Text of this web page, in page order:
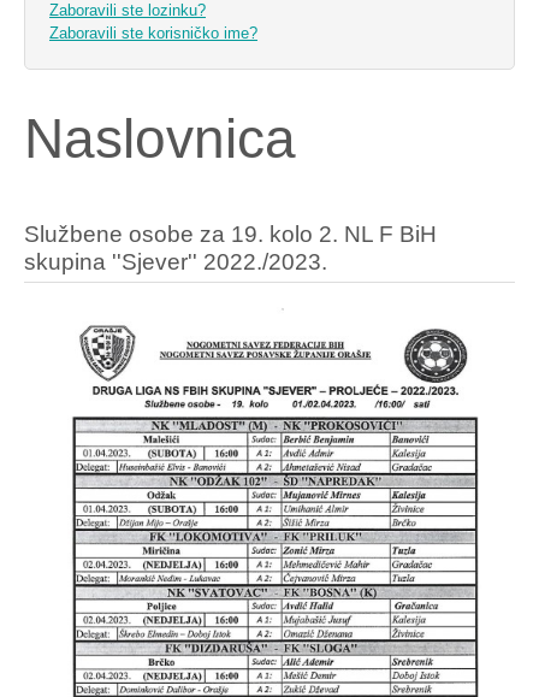
Zaboravili ste lozinku?
Zaboravili ste korisničko ime?
Naslovnica
Službene osobe za 19. kolo 2. NL F BiH
skupina ''Sjever'' 2022./2023.